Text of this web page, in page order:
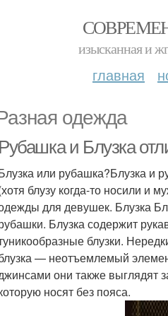
изысканная и
главная
одежда
Рубашка и Блузка
или рубашка?Блузка и
блузу когда-то носили и
для девушек. Блузка
Блузка содержит
блузки.
— неотъемлемый
они также выглядят
носят без пояса.